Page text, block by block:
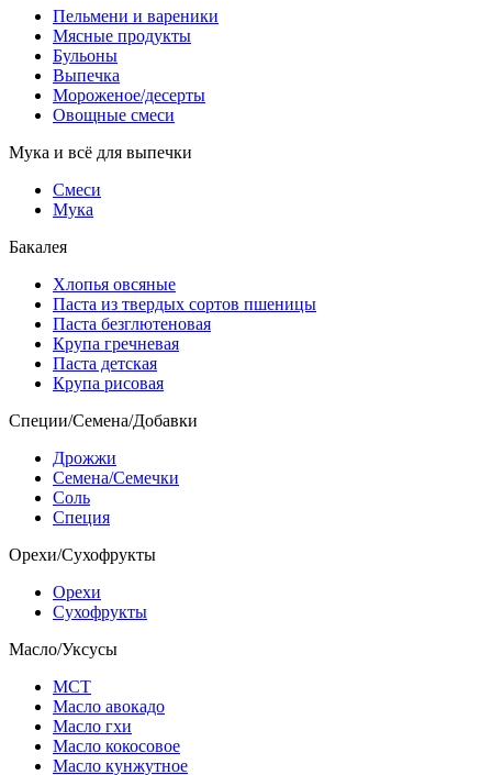
Пельмени и вареники
Мясные продукты
Бульоны
Выпечка
Мороженое/десерты
Овощные смеси
Мука и всё для выпечки
Смеси
Мука
Бакалея
Хлопья овсяные
Паста из твердых сортов пшеницы
Паста безглютеновая
Крупа гречневая
Паста детская
Крупа рисовая
Специи/Семена/Добавки
Дрожжи
Семена/Семечки
Соль
Специя
Орехи/Сухофрукты
Орехи
Сухофрукты
Масло/Уксусы
МСТ
Масло авокадо
Масло гхи
Масло кокосовое
Масло кунжутное